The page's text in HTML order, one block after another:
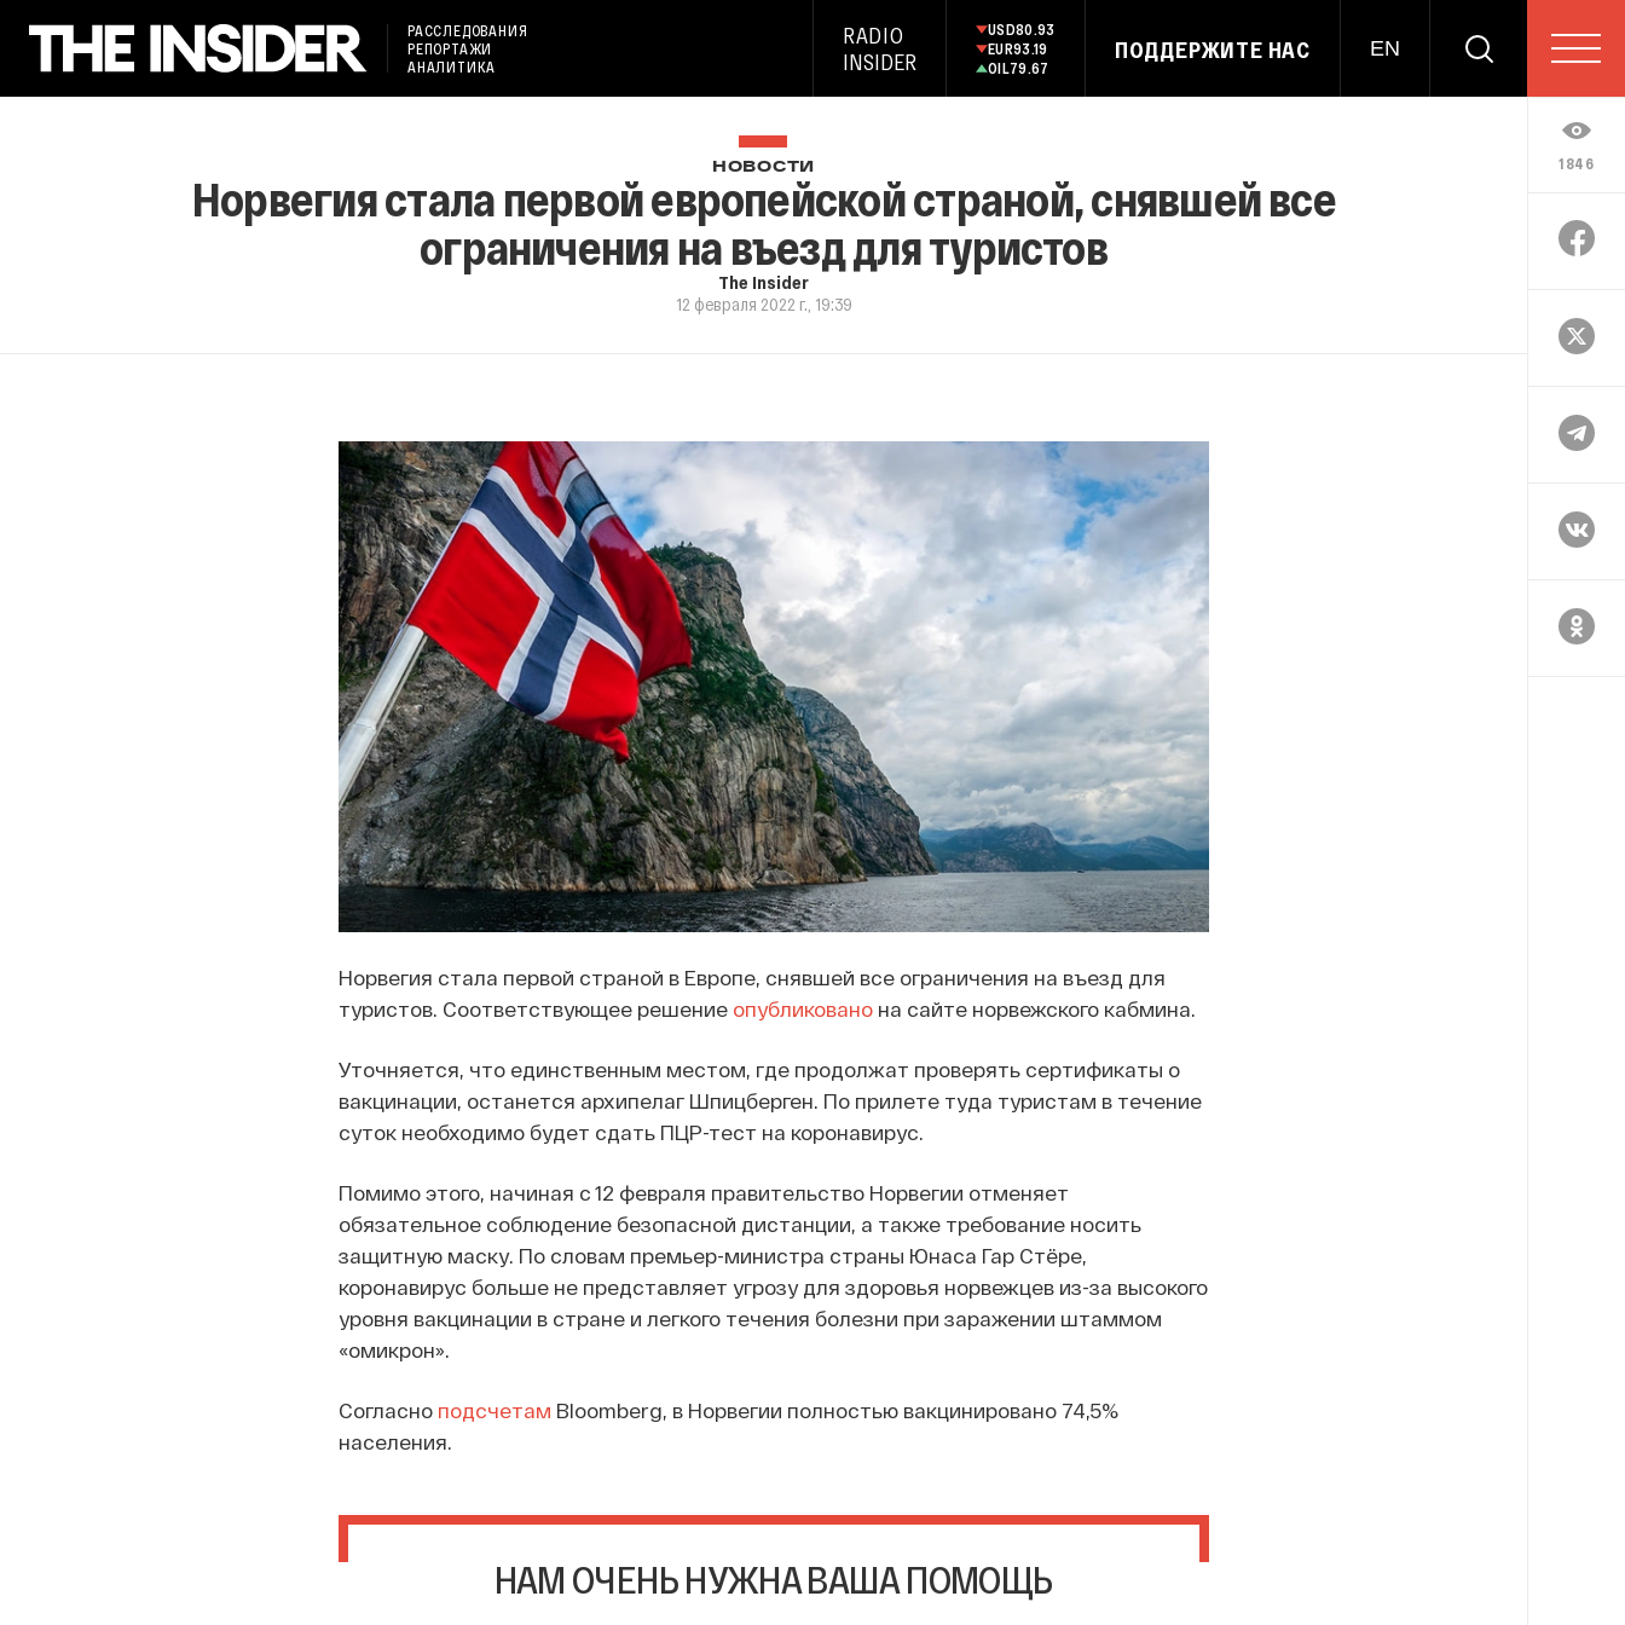
РАССЛЕДОВАНИЯ
РЕПОРТАЖИ
АНАЛИТИКА
RADIO
INSIDER
USD80.93
EUR93.19
OIL79.67
ПОДДЕРЖИТЕ НАС EN
1846
НОВОСТИ
Норвегия стала первой европейской страной, снявшей все
ограничения на въезд для туристов
The Insider
12 февраля 2022 г., 19:39
Норвегия стала первой страной в Европе, снявшей все ограничения на въезд для
туристов. Соответствующее решение опубликованона сайте норвежского кабмина.
Уточняется, что единственным местом, где продолжат проверять сертификаты о
вакцинации, останется архипелаг Шпицберген. По прилете туда туристам в течение
суток необходимо будет сдать ПЦР-тест на коронавирус.
Помимо этого, начиная с 12 февраля правительство Норвегии отменяет
обязательное соблюдение безопасной дистанции, а также требование носить
защитную маску. По словам премьер-министра страны Юнаса Гар Стёре,
коронавирус больше не представляет угрозу для здоровья норвежцев из-за высокого
уровня вакцинации в стране и легкого течения болезни при заражении штаммом
«омикрон».
Согласно подсчетам Bloomberg, в Норвегии полностью вакцинировано 74,5%
населения.
НАМ ОЧЕНЬ НУЖНА ВАША ПОМОЩЬ